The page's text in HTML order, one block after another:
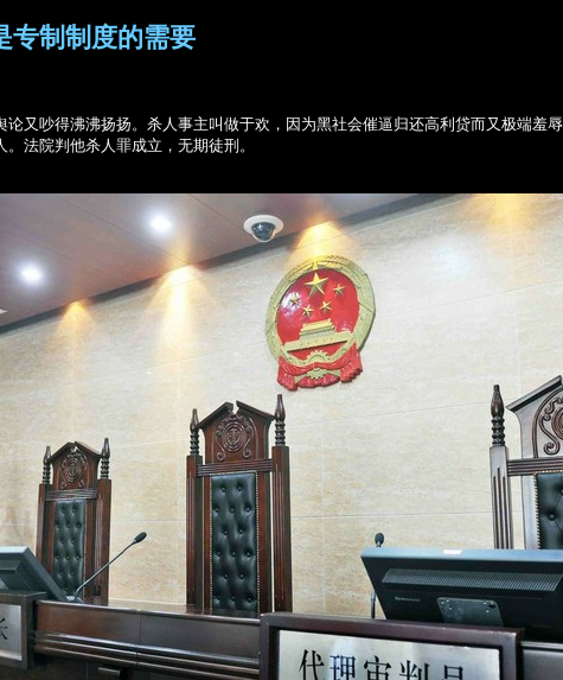
专制制度的需要
论又吵得沸沸扬扬。杀人事主叫做于欢，因为黑社会催逼归还高利贷而又极端羞辱
法院判他杀人罪成立， 无期徒刑 。